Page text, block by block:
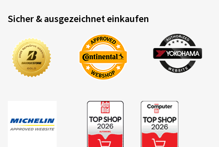
Sicher & ausgezeichnet einkaufen